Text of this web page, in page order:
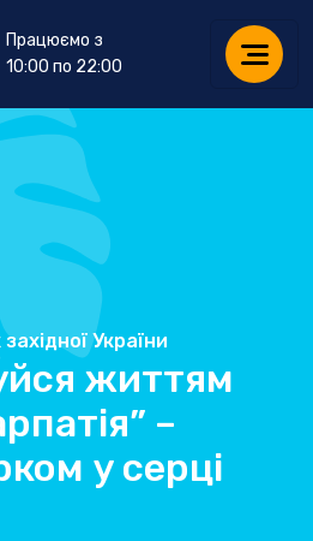
Працюємо з
10:00 по 22:00
України
життям
–
у серці